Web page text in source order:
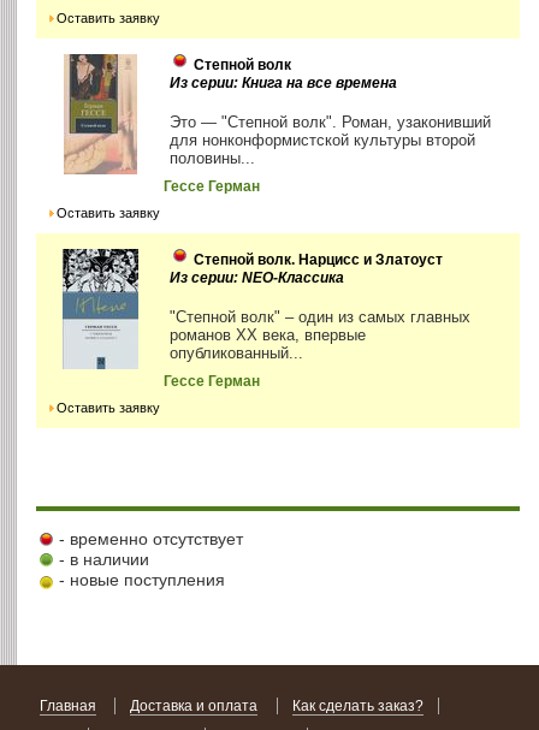
Оставить заявку
Степной волк
Из серии: Книга на все времена
Это — "Степной волк". Роман, узаконивший
для нонконформистской культуры второй
половины...
Гессе Герман
Оставить заявку
Степной волк. Нарцисс и Златоуст
Из серии: NEO-Классика
"Степной волк" – один из самых главных
романов XX века, впервые
опубликованный...
Гессе Герман
Оставить заявку
- временно отсутствует
- в наличии
- новые поступления
Главная Доставка и оплата
Как сделать заказ?